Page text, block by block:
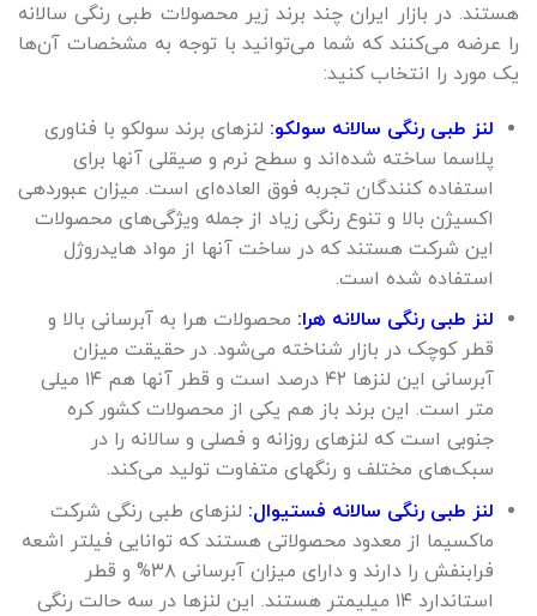
هستند. در بازار ایران چند برند زیر محصولات طبی رنگی سالانه
را عرضه می‌کنند که شما می‌توانید با توجه به مشخصات آن‌ها
یک مورد را انتخاب کنید:
لنز طبی رنگی سالانه سولکو: لنزهای برند سولکو با فناوری
پلاسما ساخته شده‌اند و سطح نرم و صیقلی آنها برای
استفاده کنندگان تجربه فوق العاده‌ای است. میزان عبوردهی
اکسیژن بالا و تنوع رنگی زیاد از جمله ویژگی‌های محصولات
این شرکت هستند که در ساخت آنها از مواد هایدروژل
استفاده شده است.
لنز طبی رنگی سالانه هرا: محصولات هرا به آبرسانی بالا و
قطر کوچک در بازار شناخته می‌شود. در حقیقت میزان
آبرسانی این لنزها ۴۲ درصد است و قطر آنها هم ۱۴ میلی
متر است. این برند باز هم یکی از محصولات کشور کره
جنوبی است که لنزهای روزانه و فصلی و سالانه را در
سبک‌های مختلف و رنگهای متفاوت تولید می‌کند.
لنز طبی رنگی سالانه فستیوال: لنزهای طبی رنگی شرکت
ماکسیما از معدود محصولاتی هستند که توانایی فیلتر اشعه
فرابنفش را دارند و دارای میزان آبرسانی ۳۸% و قطر
استاندارد ۱۴ میلیمتر هستند. این لنزها در سه حالت رنگی